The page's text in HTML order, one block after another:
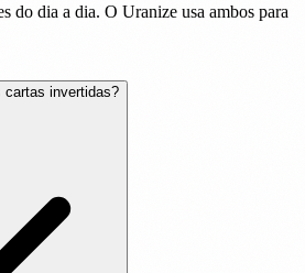
do dia a dia. O Uranize usa ambos para
cartas invertidas?